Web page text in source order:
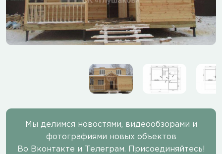
Мы делимся новостями, видеообзорами и
фотографиями новых объектов
Во Вконтакте и Телеграм. Присоединяйтесь!